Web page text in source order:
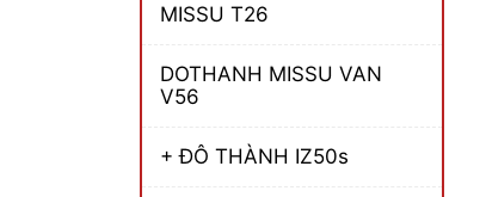
MISSU T26
DOTHANH MISSU VAN
V56
+ ĐÔ THÀNH IZ50s